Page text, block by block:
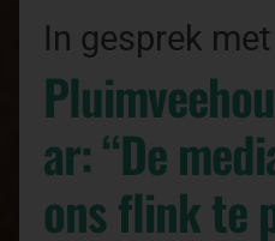
In gesprek
ar: “De
ons flink te